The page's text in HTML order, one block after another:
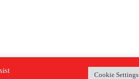
Cookie Settings